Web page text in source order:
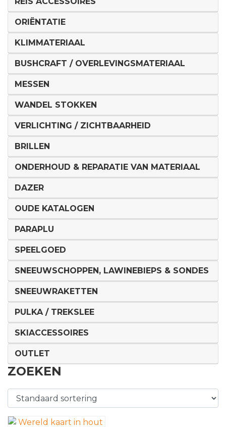
ORIËNTATIE
KLIMMATERIAAL
BUSHCRAFT / OVERLEVINGSMATERIAAL
MESSEN
WANDEL STOKKEN
VERLICHTING / ZICHTBAARHEID
BRILLEN
ONDERHOUD & REPARATIE VAN MATERIAAL
DAZER
OUDE KATALOGEN
PARAPLU
SPEELGOED
SNEEUWSCHOPPEN, LAWINEBIEPS & SONDES
SNEEUWRAKETTEN
PULKA / TREKSLEE
SKIACCESSOIRES
OUTLET
ZOEKEN